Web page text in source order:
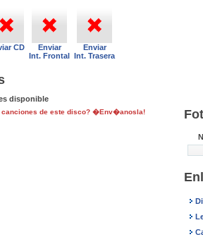
CD
Enviar
Int. Frontal
Enviar
Int. Trasera
disponible
de este disco? �Env�anosla!